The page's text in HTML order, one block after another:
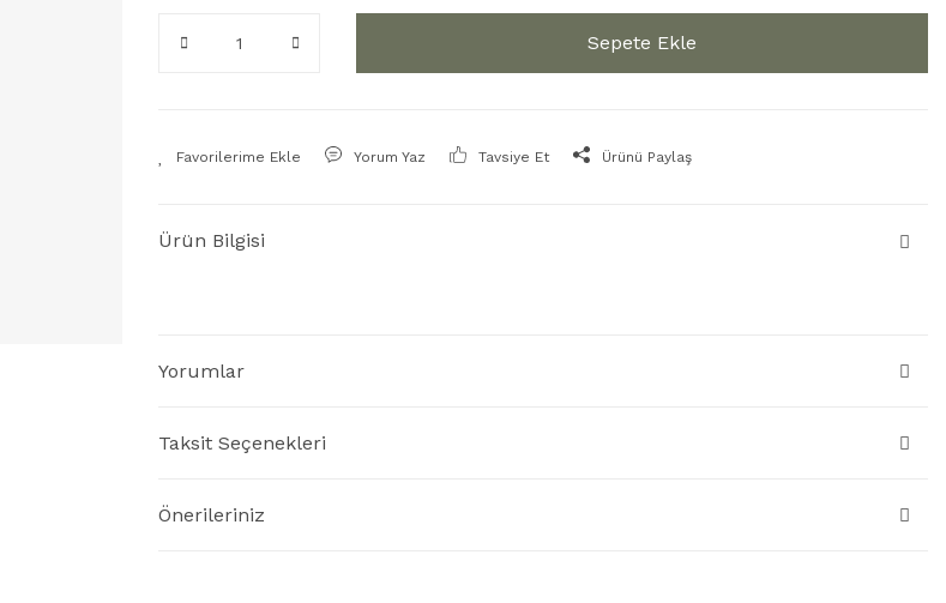
Sepete Ekle
Yorum Yaz Tavsiye Et Ürünü Paylaş
Ürün Bilgisi
Yorumlar
Taksit Seçenekleri
Önerileriniz